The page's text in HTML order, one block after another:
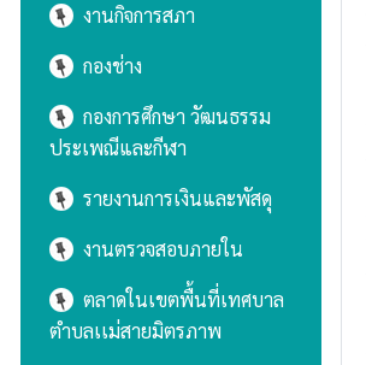
งานกิจการสภา
กองช่าง
กองการศึกษา วัฒนธรรม
ประเพณีและกีฬา
รายงานการเงินและพัสดุ
งานตรวจสอบภายใน
ตลาดในเขตพื้นที่เทศบาล
ตำบลเเม่สายมิตรภาพ